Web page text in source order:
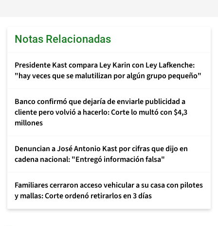
Notas Relacionadas
Presidente Kast compara Ley Karin con Ley Lafkenche:
"hay veces que se malutilizan por algún grupo pequeño"
Banco confirmó que dejaría de enviarle publicidad a
cliente pero volvió a hacerlo: Corte lo multó con $4,3
millones
Denuncian a José Antonio Kast por cifras que dijo en
cadena nacional: "Entregó información falsa"
Familiares cerraron acceso vehicular a su casa con pilotes
y mallas: Corte ordenó retirarlos en 3 días